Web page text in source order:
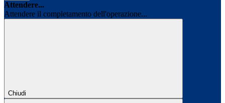
Attendere...
Attendere il completamento dell'operazione...
Chiudi